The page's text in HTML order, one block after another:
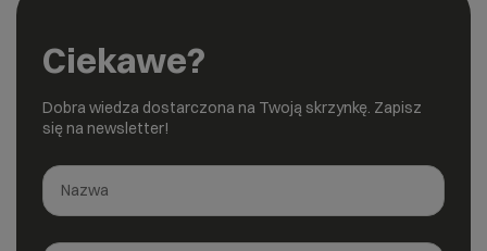
Ciekawe?
Dobra wiedza dostarczona na Twoją skrzynkę. Zapisz
się na newsletter!